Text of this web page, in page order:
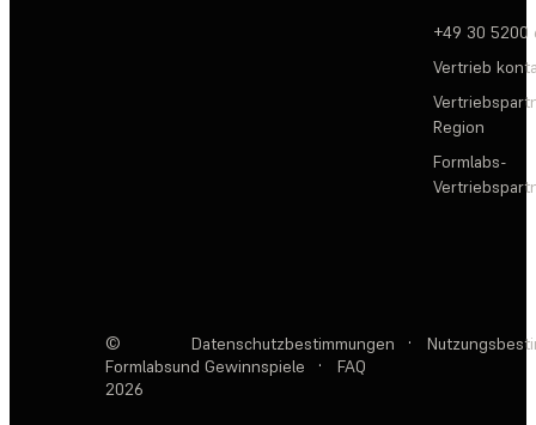
+49 30 5200
Vertrieb
Region
Formlabs-
©
Formlabs
2026
Datenschutzbestimmungen ·
und Gewinnspiele
· FAQ